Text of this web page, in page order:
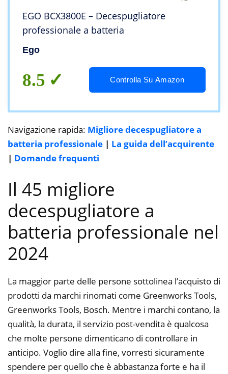
EGO BCX3800E – Decespugliatore
professionale a batteria
Ego
8.5 Controlla Su Amazon
Navigazione rapida: Migliore decespugliatore a
batteria professionale | La guida dell’acquirente
| Domande frequenti
Il 45 migliore
decespugliatore a
batteria professionale nel
2024
La maggior parte delle persone sottolinea l’acquisto di
prodotti da marchi rinomati come Greenworks Tools,
Greenworks Tools, Bosch. Mentre i marchi contano, la
qualità, la durata, il servizio post-vendita è qualcosa
che molte persone dimenticano di controllare in
anticipo. Voglio dire alla fine, vorresti sicuramente
spendere per quello che è abbastanza forte e ha il